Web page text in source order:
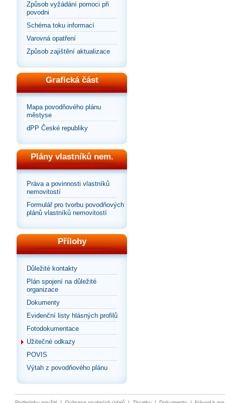
Způsob vyžádání pomoci při
povodni
Schéma toku informací
Varovná opatření
Způsob zajištění aktualizace
Grafická část
Mapa povodňového plánu
městyse
dPP České republiky
Plány vlastníků nem.
Práva a povinnosti vlastníků
nemovitostí
Formulář pro tvorbu povodňových
plánů vlastníků nemovitostí
Přílohy
Důležité kontakty
Plán spojení na důležité
organizace
Dokumenty
Evidenční listy hlásných profilů
Fotodokumentace
Užitečné odkazy
POVIS
Výtah z povodňového plánu